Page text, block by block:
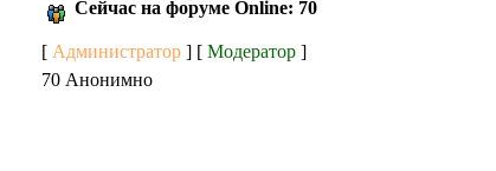
Сейчас на форуме Online: 70
[ Администратор ] [ Модератор ]
70 Анонимно